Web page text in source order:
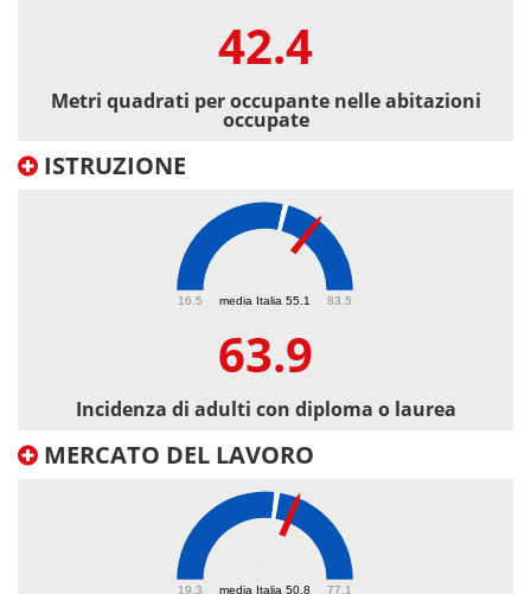
42.4
Metri quadrati per occupante nelle abitazioni
occupate
ISTRUZIONE
media Italia 55.1
16.5 83.5
63.9
Incidenza di adulti con diploma o laurea
MERCATO DEL LAVORO
media Italia 50.8
19.3 77.1